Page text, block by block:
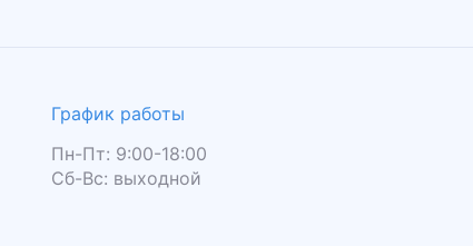
График работы
Пн-Пт: 9:00-18:00
Сб-Вс: выходной